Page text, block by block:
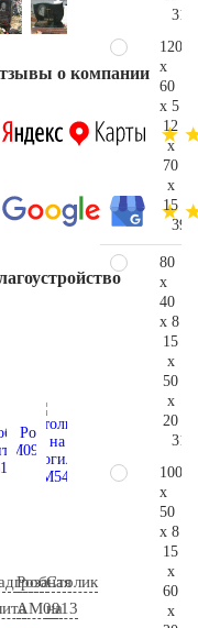
о компании
Роза
AM0913
Столик
на
120
x
60
x 5
12
x
70
x
15
80
x
40
x 8
15
x
50
x
20
100
x
50
x 8
15
x
60
x